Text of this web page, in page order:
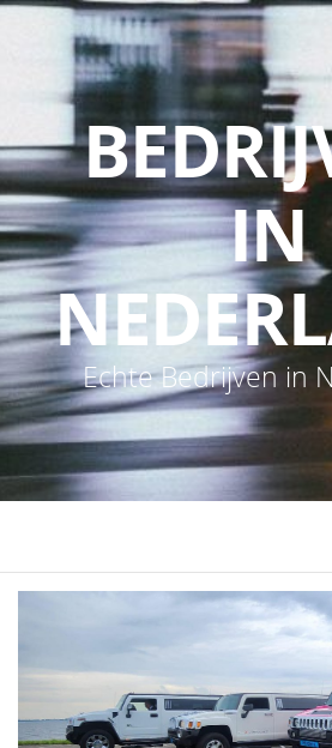
IN
Echte Bedrijven in